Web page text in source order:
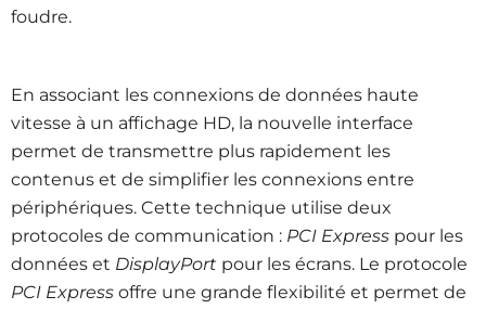
foudre.
En associant les connexions de données haute
vitesse à un affichage HD, la nouvelle interface
permet de transmettre plus rapidement les
contenus et de simplifier les connexions entre
périphériques. Cette technique utilise deux
protocoles de communication : PCI Express pour les
données et DisplayPort pour les écrans. Le protocole
PCI Express offre une grande flexibilité et permet de